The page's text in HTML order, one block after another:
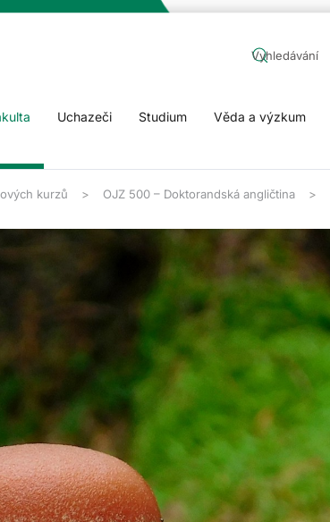
Uchazeči Studium Věda a výzkum
kurzů OJZ 500 – Doktorandská angličtina